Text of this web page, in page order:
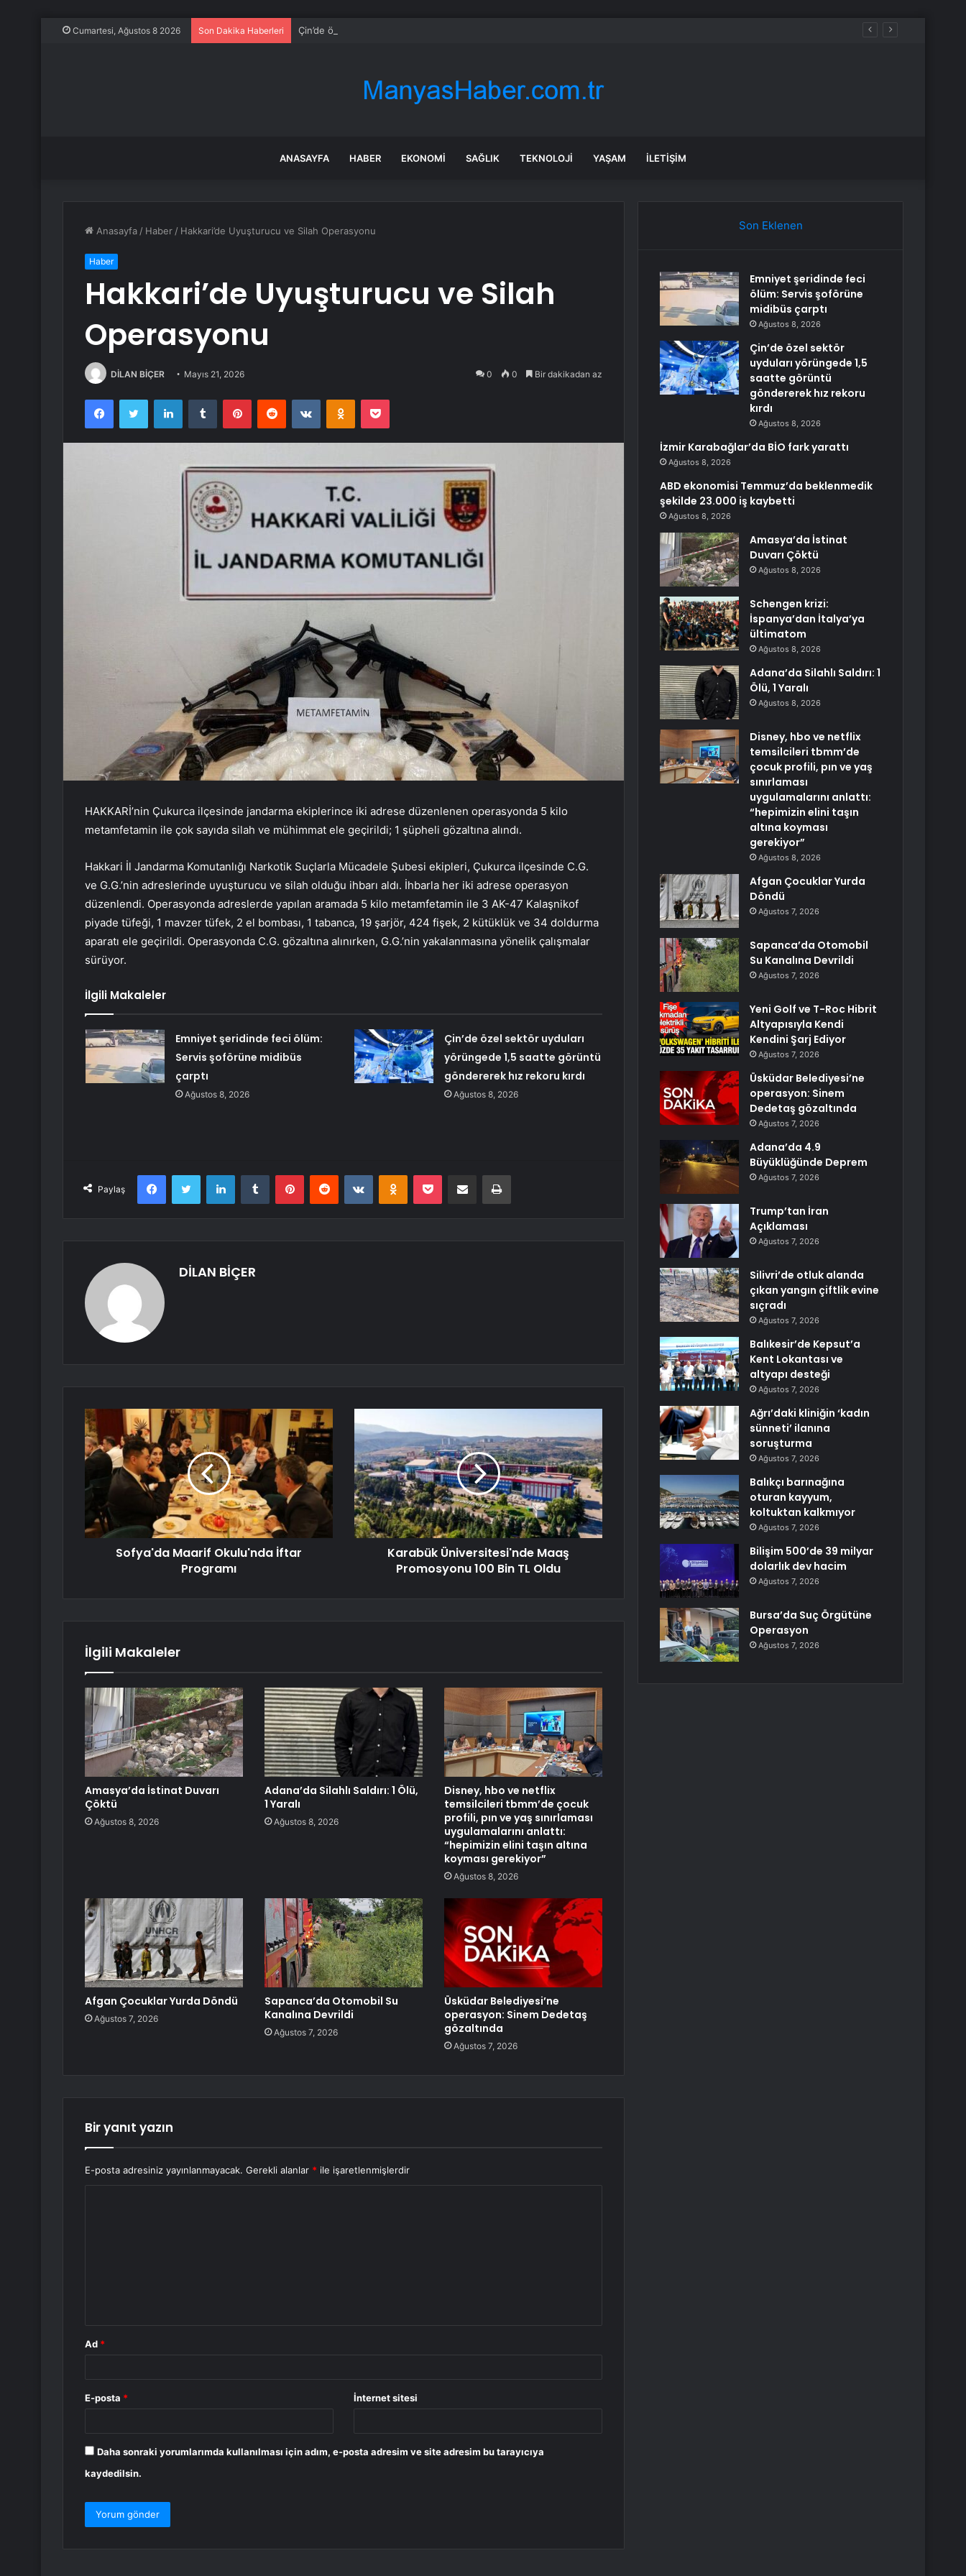
Cumartesi, Ağustos 8 2026 Son Dakika Haberleri Çin’de özel sektör uyduları yörüngede 1,5 saatte görüntü göndererek hız rekoru kırdı
ANASAYFA HABER EKONOMI SAĞLIK TEKNOLOJI YAŞAM İLETIŞIM
Anasayfa / Haber / Hakkari’de Uyuşturucu ve Silah Operasyonu
Haber
Hakkari’de Uyuşturucu ve Silah
Operasyonu
DİLAN BİÇER Mayıs 21, 2026 0 0 Bir dakikadan az
FacebookTwitter LinkedInTumblr PinterestReddit VKontakteOdnoklassniki
Pocket
HAKKARİ’nin Çukurca ilçesinde jandarma ekiplerince iki adrese düzenlenen operasyonda 5 kilo
metamfetamin ile çok sayıda silah ve mühimmat ele geçirildi; 1 şüpheli gözaltına alındı.
Hakkari İl Jandarma Komutanlığı Narkotik Suçlarla Mücadele Şubesi ekipleri, Çukurca ilçesinde C.G.
ve G.G.’nin adreslerinde uyuşturucu ve silah olduğu ihbarı aldı. İhbarla her iki adrese operasyon
düzenlendi. Operasyonda adreslerde yapılan aramada 5 kilo metamfetamin ile 3 AK-47 Kalaşnikof
piyade tüfeği, 1 mavzer tüfek, 2 el bombası, 1 tabanca, 19 şarjör, 424 fişek, 2 kütüklük ve 34 doldurma
aparatı ele geçirildi. Operasyonda C.G. gözaltına alınırken, G.G.’nin yakalanmasına yönelik çalışmalar
sürüyor.
İlgili Makaleler
Emniyet şeridinde feci ölüm:
Servis şoförüne midibüs
çarptı
Ağustos 8, 2026
Çin’de özel sektör uyduları
yörüngede 1,5 saatte görüntü
göndererek hız rekoru kırdı
Ağustos 8, 2026
Paylaş
FacebookTwitter LinkedInTumblr PinterestReddit VKontakteOdnoklassniki
Pocket E-Posta ile paylaş Yazdır
DİLAN BİÇER
Sofya'da Maarif Okulu'nda İftar
Programı
Karabük Üniversitesi'nde Maaş
Promosyonu 100 Bin TL Oldu
İlgili Makaleler
Amasya’da İstinat Duvarı
Çöktü
Ağustos 8, 2026
Adana’da Silahlı Saldırı: 1 Ölü,
1 Yaralı
Ağustos 8, 2026
Disney, hbo ve netflix
temsilcileri tbmm’de çocuk
profili, pın ve yaş sınırlaması
uygulamalarını anlattı:
“hepimizin elini taşın altına
koyması gerekiyor”
Ağustos 8, 2026
Afgan Çocuklar Yurda Döndü
Ağustos 7, 2026
Sapanca’da Otomobil Su
Kanalına Devrildi
Ağustos 7, 2026
Üsküdar Belediyesi’ne
operasyon: Sinem Dedetaş
gözaltında
Ağustos 7, 2026
Bir yanıt yazın
E-posta adresiniz yayınlanmayacak. Gerekli alanlar * ile işaretlenmişlerdir
Ad *
E-posta * İnternet sitesi
Daha sonraki yorumlarımda kullanılması için adım, e-posta adresim ve site adresim bu tarayıcıya
kaydedilsin.
Son Eklenen
Emniyet şeridinde feci
ölüm: Servis şoförüne
midibüs çarptı
Ağustos 8, 2026
Çin’de özel sektör
uyduları yörüngede 1,5
saatte görüntü
göndererek hız rekoru
kırdı
Ağustos 8, 2026
İzmir Karabağlar’da BİO fark yarattı
Ağustos 8, 2026
ABD ekonomisi Temmuz’da beklenmedik
şekilde 23.000 iş kaybetti
Ağustos 8, 2026
Amasya’da İstinat
Duvarı Çöktü
Ağustos 8, 2026
Schengen krizi:
İspanya’dan İtalya’ya
ültimatom
Ağustos 8, 2026
Adana’da Silahlı Saldırı: 1
Ölü, 1 Yaralı
Ağustos 8, 2026
Disney, hbo ve netflix
temsilcileri tbmm’de
çocuk profili, pın ve yaş
sınırlaması
uygulamalarını anlattı:
“hepimizin elini taşın
altına koyması
gerekiyor”
Ağustos 8, 2026
Afgan Çocuklar Yurda
Döndü
Ağustos 7, 2026
Sapanca’da Otomobil
Su Kanalına Devrildi
Ağustos 7, 2026
Yeni Golf ve T-Roc Hibrit
Altyapısıyla Kendi
Kendini Şarj Ediyor
Ağustos 7, 2026
Üsküdar Belediyesi’ne
operasyon: Sinem
Dedetaş gözaltında
Ağustos 7, 2026
Adana’da 4.9
Büyüklüğünde Deprem
Ağustos 7, 2026
Trump’tan İran
Açıklaması
Ağustos 7, 2026
Silivri’de otluk alanda
çıkan yangın çiftlik evine
sıçradı
Ağustos 7, 2026
Balıkesir’de Kepsut’a
Kent Lokantası ve
altyapı desteği
Ağustos 7, 2026
Ağrı’daki kliniğin ‘kadın
sünneti’ ilanına
soruşturma
Ağustos 7, 2026
Balıkçı barınağına
oturan kayyum,
koltuktan kalkmıyor
Ağustos 7, 2026
Bilişim 500’de 39 milyar
dolarlık dev hacim
Ağustos 7, 2026
Bursa’da Suç Örgütüne
Operasyon
Ağustos 7, 2026